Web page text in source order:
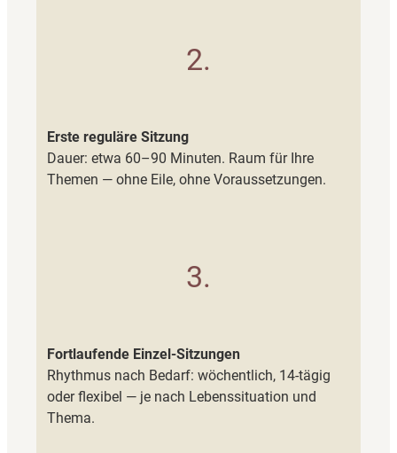
2.
Erste reguläre Sitzung
Dauer: etwa 60–90 Minuten. Raum für Ihre
Themen — ohne Eile, ohne Voraussetzungen.
3.
Fortlaufende Einzel-Sitzungen
Rhythmus nach Bedarf: wöchentlich, 14-tägig
oder flexibel — je nach Lebenssituation und
Thema.